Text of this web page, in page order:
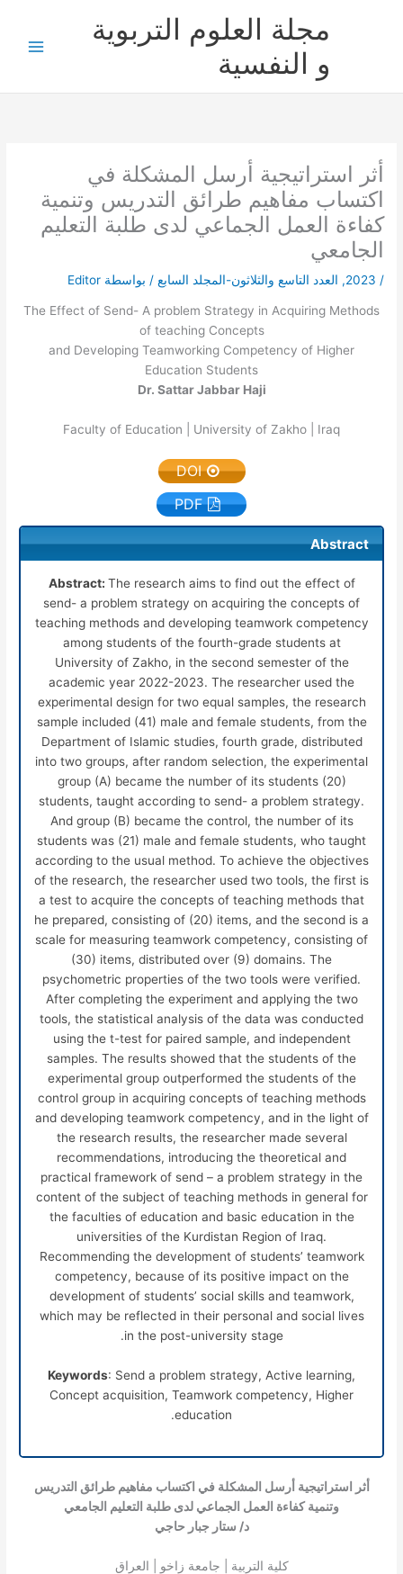
مجلة العلوم التربوية
و النفسية
أثر استراتيجية أرسل المشكلة في
اكتساب مفاهيم طرائق التدريس وتنمية
كفاءة العمل الجماعي لدى طلبة التعليم
الجامعي
/
2023
, العدد التاسع والثلاثون-المجلد السابع / بواسطة Editor
The Effect of Send- A problem Strategy in Acquiring Methods
of teaching Concepts
and Developing Teamworking Competency of Higher
Education Students
Dr. Sattar Jabbar Haji
Faculty of Education | University of Zakho | Iraq
DOI
PDF
Abstract
Abstract: The research aims to find out the effect of
send- a problem strategy on acquiring the concepts of
teaching methods and developing teamwork competency
among students of the fourth-grade students at
University of Zakho, in the second semester of the
academic year 2022-2023. The researcher used the
experimental design for two equal samples, the research
sample included (41) male and female students, from the
Department of Islamic studies, fourth grade, distributed
into two groups, after random selection, the experimental
group (A) became the number of its students (20)
students, taught according to send- a problem strategy.
And group (B) became the control, the number of its
students was (21) male and female students, who taught
according to the usual method. To achieve the objectives
of the research, the researcher used two tools, the first is
a test to acquire the concepts of teaching methods that
he prepared, consisting of (20) items, and the second is a
scale for measuring teamwork competency, consisting of
(30) items, distributed over (9) domains. The
psychometric properties of the two tools were verified.
After completing the experiment and applying the two
tools, the statistical analysis of the data was conducted
using the t-test for paired sample, and independent
samples. The results showed that the students of the
experimental group outperformed the students of the
control group in acquiring concepts of teaching methods
and developing teamwork competency, and in the light of
the research results, the researcher made several
recommendations, introducing the theoretical and
practical framework of send – a problem strategy in the
content of the subject of teaching methods in general for
the faculties of education and basic education in the
universities of the Kurdistan Region of Iraq.
Recommending the development of students’ teamwork
competency, because of its positive impact on the
development of students’ social skills and teamwork,
which may be reflected in their personal and social lives
in the post-university stage.
Keywords: Send a problem strategy, Active learning,
Concept acquisition, Teamwork competency, Higher
education.
أثر استراتيجية أرسل المشكلة في اكتساب مفاهيم طرائق التدريس
وتنمية كفاءة العمل الجماعي لدى طلبة التعليم الجامعي
د/ ستار جبار حاجي
كلية التربية | جامعة زاخو | العراق